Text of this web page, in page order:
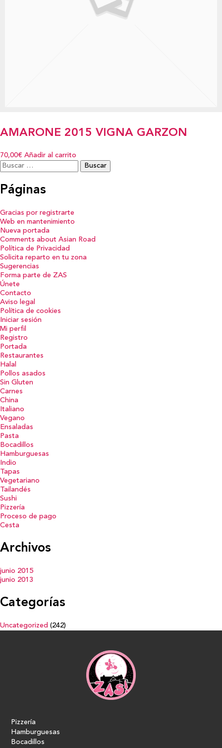
AMARONE 2015 VIGNA GARZON
70,00€ Añadir al carrito
Buscar:
Páginas
Gracias por registrarte
Web en mantenimiento
Nueva portada
Comments about Asian Road
Política de Privacidad
Solicita reparto en tu zona
Sugerencias
Forma parte de ZAS
Únete
Contacto
Aviso legal
Política de cookies
Iniciar sesión
Mi perfil
Registro
Portada
Restaurantes
Halal
Pollos asados
Sin Gluten
Carnes
China
Italiano
Vegano
Ensaladas
Pasta
Bocadillos
Hamburguesas
Indio
Tapas
Vegetariano
Tailandés
Sushi
Pizzería
Proceso de pago
Cesta
Archivos
junio 2015
junio 2013
Categorías
Uncategorized (242)
Pizzería
Hamburguesas
Bocadillos